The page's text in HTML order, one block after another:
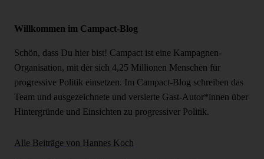
Willkommen im Campact-Blog
Schön, dass Du hier bist! Campact ist eine Kampagnen-
Organisation, mit der sich 4,25 Millionen Menschen für
progressive Politik einsetzen. Im Campact-Blog schreiben das
Team und ausgezeichnete und versierte Gast-Autor*innen über
Hintergründe und Einsichten zu progressiver Politik.
Alle Beiträge von Hannes Koch